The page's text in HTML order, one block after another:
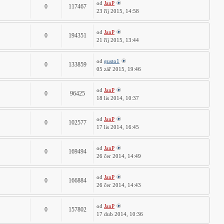
0 117467 od JanP
23 říj 2015, 14:58
0 194351 od JanP
21 říj 2015, 13:44
0 133859 od gusto1
05 zář 2015, 19:46
0 96425 od JanP
18 lis 2014, 10:37
0 102577 od JanP
17 lis 2014, 16:45
0 169494 od JanP
26 čer 2014, 14:49
0 166884 od JanP
26 čer 2014, 14:43
0 157802 od JanP
17 dub 2014, 10:36